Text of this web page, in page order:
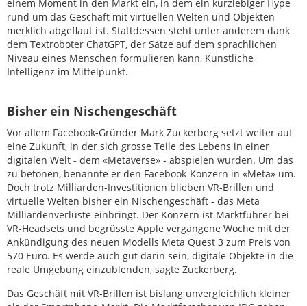
einem Moment in den Markt ein, in dem ein kurzlebiger Hype
rund um das Geschäft mit virtuellen Welten und Objekten
merklich abgeflaut ist. Stattdessen steht unter anderem dank
dem Textroboter ChatGPT, der Sätze auf dem sprachlichen
Niveau eines Menschen formulieren kann, Künstliche
Intelligenz im Mittelpunkt.
Bisher ein Nischengeschäft
Vor allem Facebook-Gründer Mark Zuckerberg setzt weiter auf
eine Zukunft, in der sich grosse Teile des Lebens in einer
digitalen Welt - dem «Metaverse» - abspielen würden. Um das
zu betonen, benannte er den Facebook-Konzern in «Meta» um.
Doch trotz Milliarden-Investitionen blieben VR-Brillen und
virtuelle Welten bisher ein Nischengeschäft - das Meta
Milliardenverluste einbringt. Der Konzern ist Marktführer bei
VR-Headsets und begrüsste Apple vergangene Woche mit der
Ankündigung des neuen Modells Meta Quest 3 zum Preis von
570 Euro. Es werde auch gut darin sein, digitale Objekte in die
reale Umgebung einzublenden, sagte Zuckerberg.
Das Geschäft mit VR-Brillen ist bislang unvergleichlich kleiner